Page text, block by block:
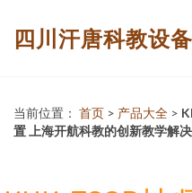
四川汗唐科教设
当前位置： 首页 > 产品大全 >
置 上海开航科教的创新教学解